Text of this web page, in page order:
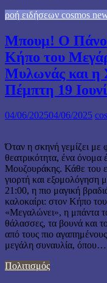
ροή ειδήσεων cosmos
Μπουμ! Ο
Κήπο του
Μυλωνάς και η
Πέμπτη 19
04/06/202504/06/2025
Όταν η σκηνή γεμίζει με
θεατρικότητα, ένα όνομα
Μουζουράκης. Κάθε του
γιορτή και εξομολόγηση
21:00, η πιο μαγική
καλοκαίρι: στον Κήπο
«Μεγαλώνει», η μπάντα
θάλασσες, τα βουνά και
από τους πιο
μεγάλη συναυλία, όπου…
Πολιτισμός